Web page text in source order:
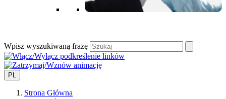
Wpisz wyszukiwaną frazę
PL
Strona Główna